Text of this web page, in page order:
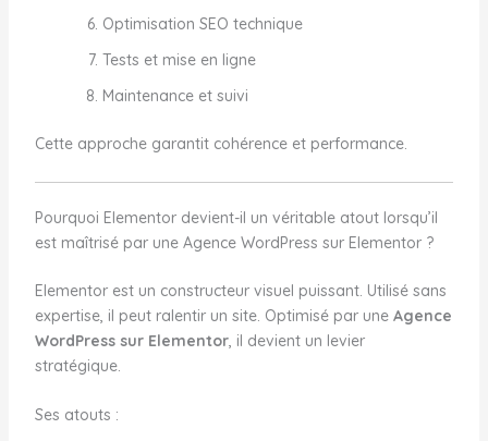
Optimisation SEO technique
Tests et mise en ligne
Maintenance et suivi
Cette approche garantit cohérence et performance.
Pourquoi Elementor devient-il un véritable atout lorsqu’il
est maîtrisé par une Agence WordPress sur Elementor ?
Elementor est un constructeur visuel puissant. Utilisé sans
expertise, il peut ralentir un site. Optimisé par une Agence
WordPress sur Elementor, il devient un levier
stratégique.
Ses atouts :